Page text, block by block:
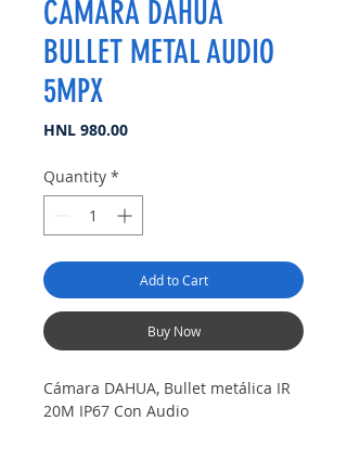
CAMARA DAHUA
BULLET METAL AUDIO
5MPX
HNL 980.00Price
Quantity *
Add to Cart
Buy Now
Cámara DAHUA, Bullet metálica IR
20M IP67 Con Audio